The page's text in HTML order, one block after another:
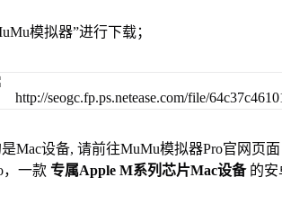
模拟器”进行下载；
Mac设备, 请前往MuMu模拟器Pro官网页
，一款 专属Apple M系列芯片Mac设备 的安